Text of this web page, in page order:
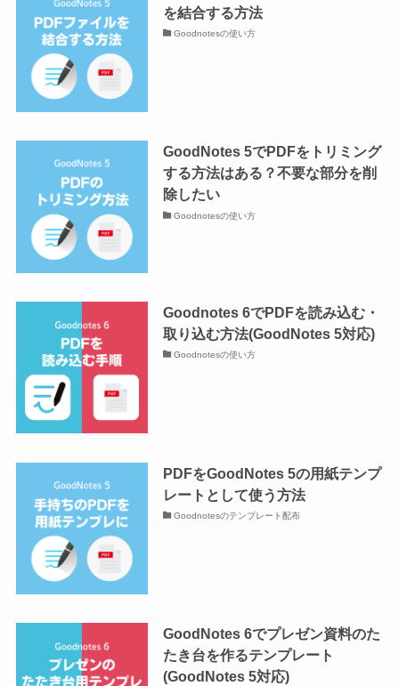
を結合する方法
Goodnotesの使い方
GoodNotes 5でPDFをトリミング
する方法はある？不要な部分を削
除したい
Goodnotesの使い方
Goodnotes 6でPDFを読み込む・
取り込む方法(GoodNotes 5対応)
Goodnotesの使い方
PDFをGoodNotes 5の用紙テンプ
レートとして使う方法
Goodnotesのテンプレート配布
GoodNotes 6でプレゼン資料のた
たき台を作るテンプレート
(GoodNotes 5対応)